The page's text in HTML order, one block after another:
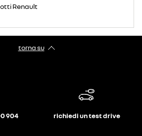
Renault
torna su
904
richiedi un test drive